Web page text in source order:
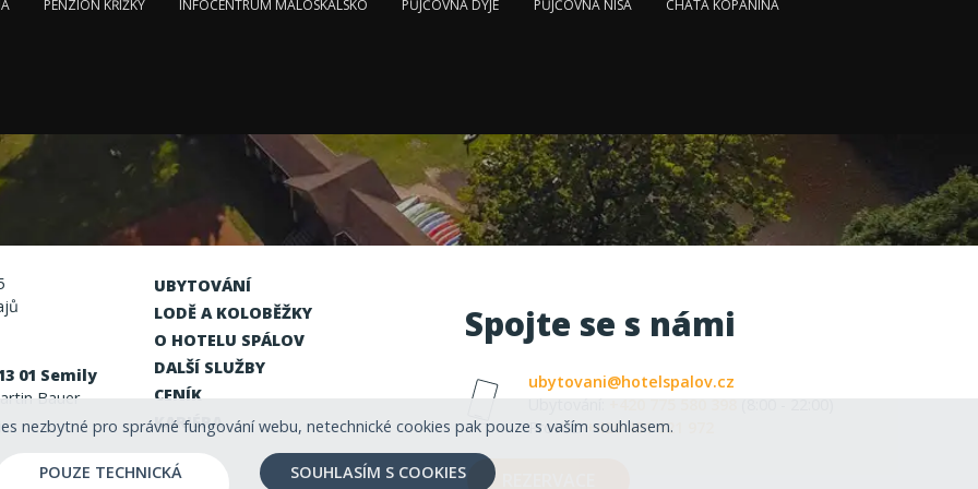
PENZION KŘÍŽKY INFOCENTRUM MALOSKALSKO PŮJČOVNA DYJE PŮJČOVNA NISA
CHATA KOPANINA
01 Semily
Bauer
UBYTOVÁNÍ
LODĚ A KOLOBĚŽKY
O HOTELU SPÁLOV
DALŠÍ SLUŽBY
CENÍK
KARIÉRA
Spojte se s námi
ubytovani@hotelspalov.cz
Ubytování: +420 775 580 398 (8:00 - 22:00)
Provoz:+420 481 621 972
nezbytné pro správné fungování webu, netechnické cookies pak pouze s vaším souhlasem.
POUZE TECHNICKÁ
SOUHLASÍM S COOKIES